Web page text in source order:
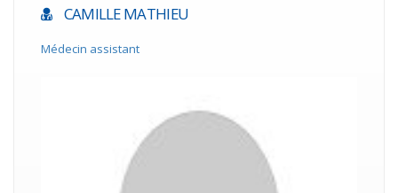
CAMILLE MATHIEU
Médecin assistant